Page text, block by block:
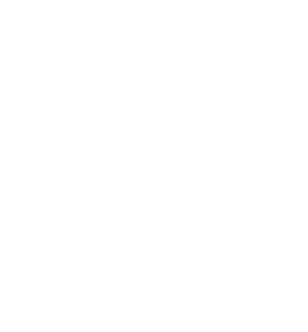
application-id>'